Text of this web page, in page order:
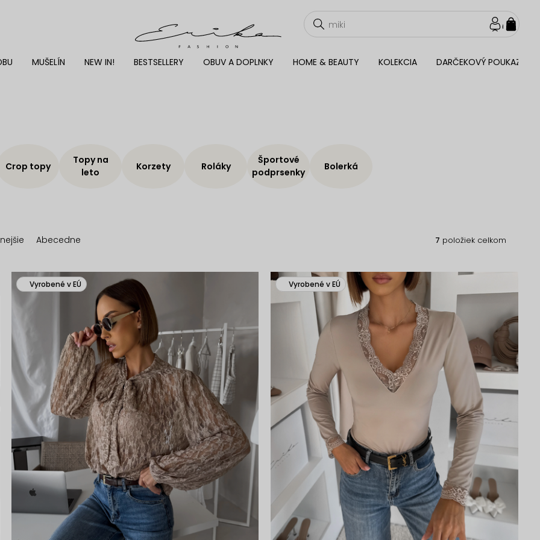
MUŠELÍN NEW IN! BESTSELLERY OBUV A DOPLNKY HOME & BEAUTY KOLEKCIA DARČEKOVÝ POUKAZ
Crop topy
Topy na
leto
Korzety Roláky
Športové
podprsenky
Bolerká
Abecedne 7 položiek celkom
Vyrobené v EÚ Vyrobené v EÚ